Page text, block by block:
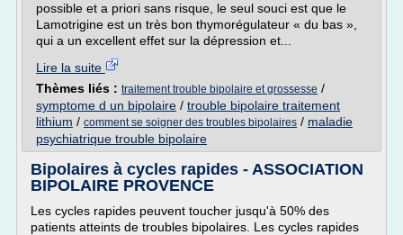
possible et a priori sans risque, le seul souci est que le
Lamotrigine est un très bon thymorégulateur « du bas »,
qui a un excellent effet sur la dépression et...
Lire la suite
Thèmes liés : traitement trouble bipolaire et grossesse /
symptome d un bipolaire / trouble bipolaire traitement
lithium / comment se soigner des troubles bipolaires / maladie
psychiatrique trouble bipolaire
Bipolaires à cycles rapides - ASSOCIATION
BIPOLAIRE PROVENCE
Les cycles rapides peuvent toucher jusqu'à 50% des
patients atteints de troubles bipolaires. Les cycles rapides